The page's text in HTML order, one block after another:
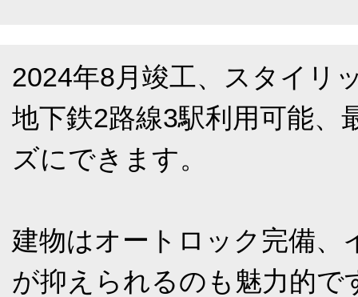
2024年8月竣工、スタイリ
地下鉄2路線3駅利用可能、
ズにできます。
建物はオートロック完備、
が抑えられるのも魅力的で